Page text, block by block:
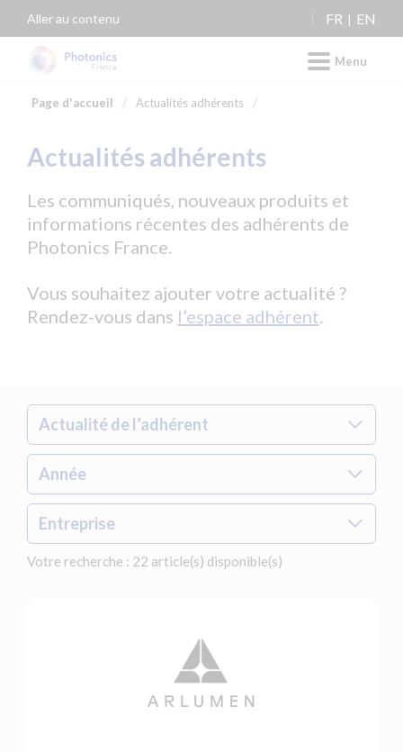
Aller au contenu FR EN
Menu
Page d'accueil / Actualités adhérents /
Actualités adhérents
Les communiqués, nouveaux produits et
informations récentes des adhérents de
Photonics France.
Vous souhaitez ajouter votre actualité ?
Rendez-vous dans l’espace adhérent.
Actualité de l’adhérent
Année
Entreprise
Votre recherche : 22 article(s) disponible(s)